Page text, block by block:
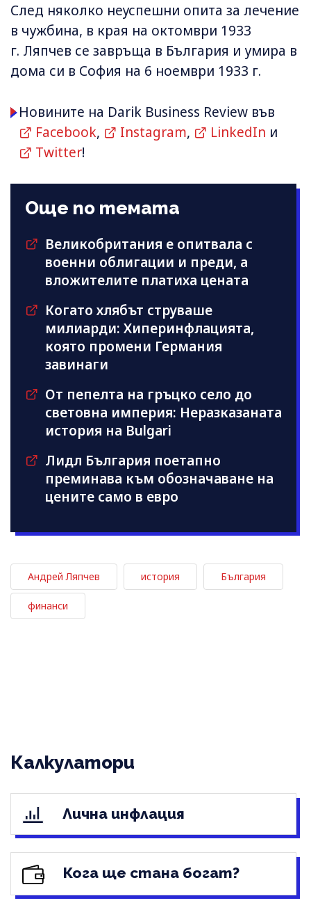
След няколко неуспешни опита за лечение
в чужбина, в края на октомври 1933
г. Ляпчев се завръща в България и умира в
дома си в София на 6 ноември 1933 г.
Новините на Darik Business Review във
Facebook, Instagram, LinkedIn и
Twitter!
Още по темата
Великобритания е опитвала с
военни облигации и преди, а
вложителите платиха цената
Когато хлябът струваше
милиарди: Хиперинфлацията,
която промени Германия
завинаги
От пепелта на гръцко село до
световна империя: Неразказаната
история на Bulgari
Лидл България поетапно
преминава към обозначаване на
цените само в евро
Андрей Ляпчев история България
финанси
Калкулатори
Лична инфлация
Кога ще стана богат?